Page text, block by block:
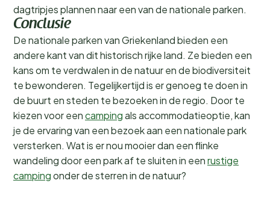
dagtripjes plannen naar een van de nationale parken.
Conclusie
De nationale parken van Griekenland bieden een
andere kant van dit historisch rijke land. Ze bieden een
kans om te verdwalen in de natuur en de biodiversiteit
te bewonderen. Tegelijkertijd is er genoeg te doen in
de buurt en steden te bezoeken in de regio. Door te
kiezen voor eencampingals accommodatieoptie, kan
je de ervaring van een bezoek aan een nationale park
versterken. Wat is er nou mooier dan een flinke
wandeling door een park af te sluiten in eenrustige
campingonder de sterren in de natuur?